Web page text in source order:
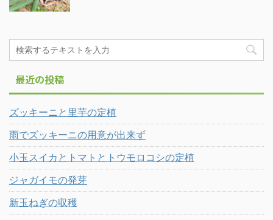
最近の投稿
ズッキーニと里芋の定植
雨でズッキーニの用意が出来ず
小玉スイカとトマトとトウモロコシの定植
ジャガイモの発芽
新玉ねぎの収穫